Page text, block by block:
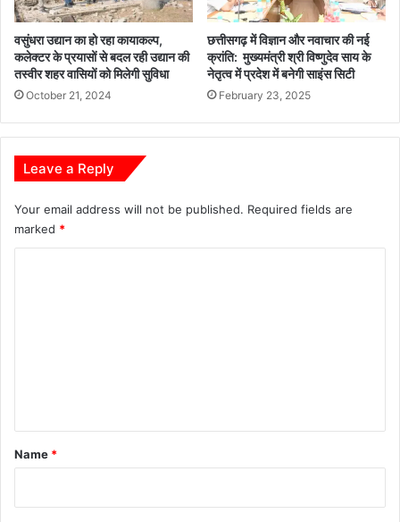
र्दे
श
वसुंधरा उद्यान का हो रहा कायाकल्प,
कलेक्टर के प्रयासों से बदल रही उद्यान की
तस्वीर शहर वासियों को मिलेगी सुविधा
October 21, 2024
छत्तीसगढ़ में विज्ञान और नवाचार की नई
क्रांति: मुख्यमंत्री श्री विष्णुदेव साय के
नेतृत्व में प्रदेश में बनेगी साइंस सिटी
February 23, 2025
Leave a Reply
Your email address will not be published. Required fields are
marked *
*
Name *